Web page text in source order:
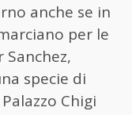
anche se in
per le
specie di
Chigi